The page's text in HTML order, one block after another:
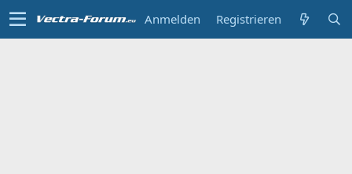
Anmelden Registrieren